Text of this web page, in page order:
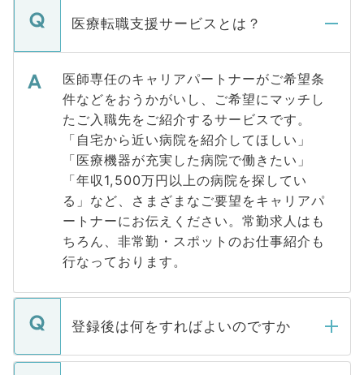
医療転職支援サービスとは？
医師専任のキャリアパートナーがご希望条
件などをおうかがいし、ご希望にマッチし
たご入職先をご紹介するサービスです。
「自宅から近い病院を紹介してほしい」
「医療機器が充実した病院で働きたい」
「年収1,500万円以上の病院を探してい
る」など、さまざまなご要望をキャリアパ
ートナーにお伝えください。常勤求人はも
ちろん、非常勤・スポットのお仕事紹介も
行なっております。
登録後は何をすればよいのですか
ご登録いただきましたら、弊社担当者がご